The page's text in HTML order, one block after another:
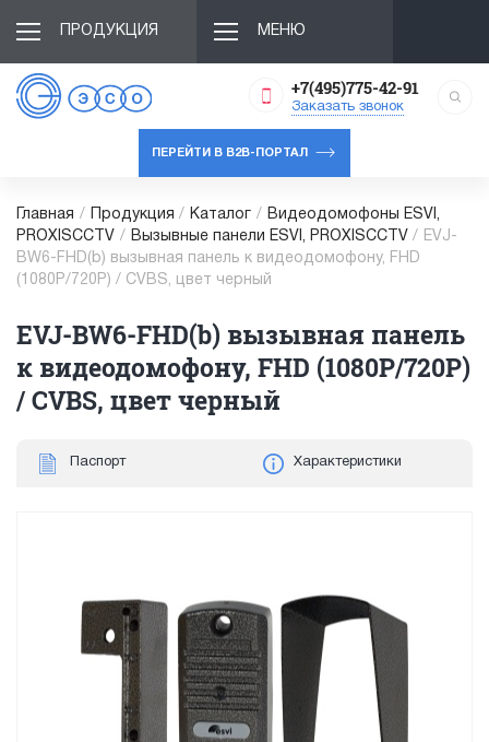
ПРОДУКЦИЯ МЕНЮ
+7(495)775-42-91
Заказать звонок
ПЕРЕЙТИ В B2B-ПОРТАЛ
Главная / Продукция / Каталог /
Видеодомофоны ESVI,
PROXISCCTV / Вызывные панели ESVI, PROXISCCTV /
EVJ-
BW6-FHD(b) вызывная панель к видеодомофону, FHD
(1080P/720P) / CVBS, цвет черный
EVJ-BW6-FHD(b) вызывная панель
к видеодомофону, FHD (1080P/720P)
/ CVBS, цвет черный
Паспорт Характеристики